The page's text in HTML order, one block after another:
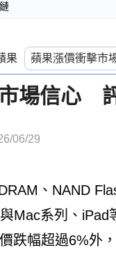
果
場信心
06/29
、NAND
Mac系列、
跌幅超過6%外